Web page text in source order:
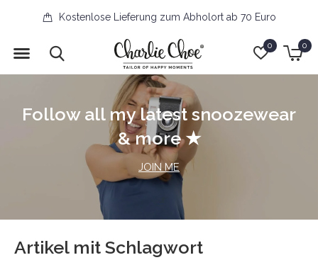
0 0
Kostenlose Lieferung zum Abholort ab 70 Euro
Follow all my latest snoozewear
& more ★
JOIN ME
Artikel mit Schlagwort